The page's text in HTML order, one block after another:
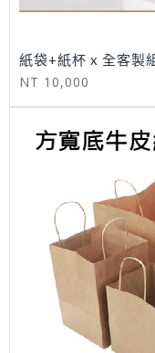
紙袋+紙杯 x 全客製
NT 10,000